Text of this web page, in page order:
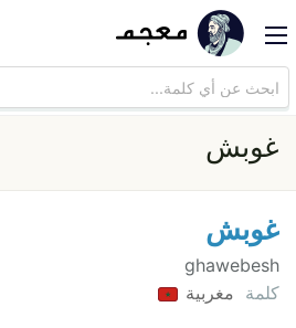
غوبش
غوبش
ghawebesh
كلمة مغربية